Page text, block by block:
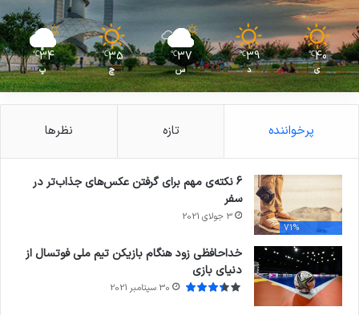
40
℃
ی
39
℃
د
37
℃
س
35
℃
چ
34
℃
پ
پرخواننده تازه نظرها
71%
6 نکته‌ی مهم برای گرفتن عکس‌های جذاب‌تر در
سفر
3 جولای 2021
خداحافظی زود هنگام بازیکن تیم ملی فوتسال از
دنیای بازی
30 سپتامبر 2021